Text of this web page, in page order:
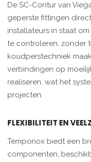
De SC-Contur van
geperste fittingen
installateurs in staat
te controleren, zonder
koudperstechniek
verbindingen op
realiseren, wat het
projecten.
FLEXIBILITEIT EN
Temponox biedt een
componenten,